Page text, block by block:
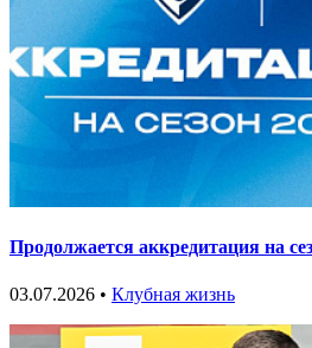
Продолжается аккредитация на
03.07.2026 • Клубная жизнь